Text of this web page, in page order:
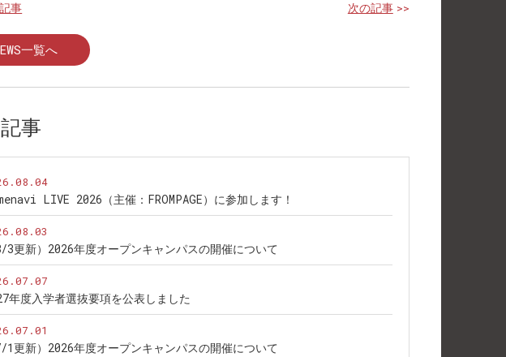
事 次の記事>>
一覧へ
事
LIVE 2026（主催：FROMPAGE）に参加します！
3更新）2026年度オープンキャンパスの開催について
年度入学者選抜要項を公表しました
1更新）2026年度オープンキャンパスの開催について